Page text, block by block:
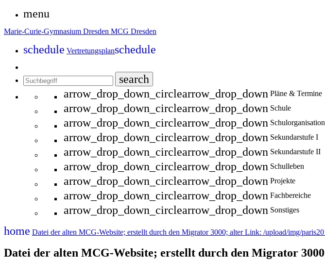
menu
Marie-Curie-Gymnasium Dresden MCG Dresden
schedule Vertretungsplanschedule
search
arrow_drop_down_circlearrow_drop_down Pläne & Termine
arrow_drop_down_circlearrow_drop_down Schule
arrow_drop_down_circlearrow_drop_down Schulorganisation
arrow_drop_down_circlearrow_drop_down Sekundarstufe I
arrow_drop_down_circlearrow_drop_down Sekundarstufe II
arrow_drop_down_circlearrow_drop_down Schulleben
arrow_drop_down_circlearrow_drop_down Projekte
arrow_drop_down_circlearrow_drop_down Fachbereiche
arrow_drop_down_circlearrow_drop_down Sonstiges
home Datei der alten MCG-Website; erstellt durch den Migrator 3000; alter Link: /upload/img/
Datei der alten MCG-Website; erstellt durch den Migrator